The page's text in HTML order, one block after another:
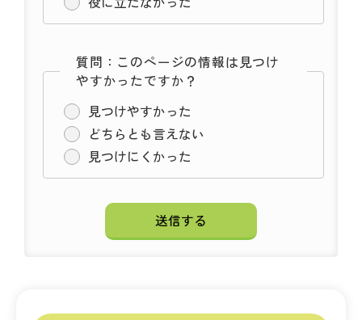
質問：このページの情報は見つけ
やすかったですか？
見つけやすかった
どちらとも言えない
見つけにくかった